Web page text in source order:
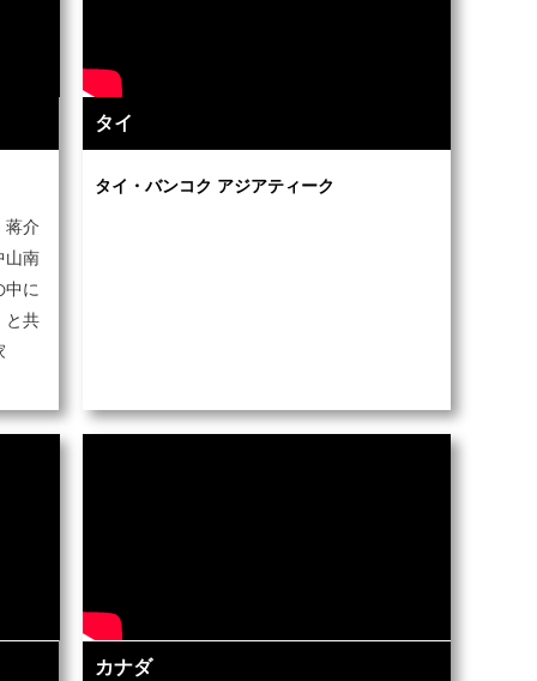
蒋介
山南
中に
と共
タイ
タイ・バンコク アジアティーク
カナダ